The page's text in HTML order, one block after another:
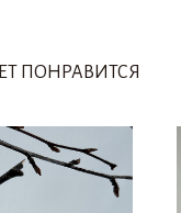
ПОНРАВИТСЯ